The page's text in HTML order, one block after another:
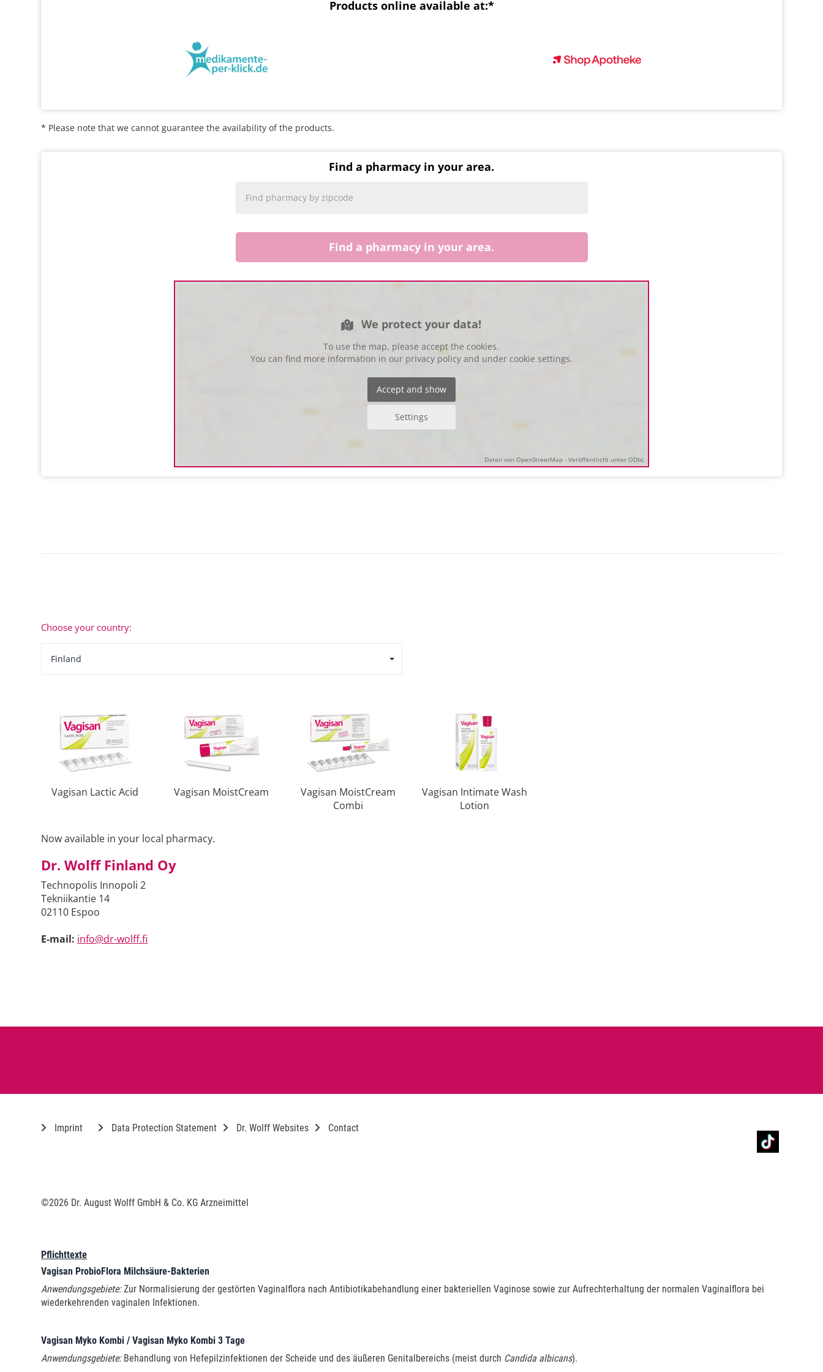
Products online available at:*
* Please note that we cannot guarantee the availability of the products.
Find a pharmacy in your area.
Find a pharmacy in your area.
We protect your data!
To use the map, please accept the cookies.
You can find more information in our privacy policy and under cookie settings.
Accept and show
Settings
Daten von OpenStreetMap - Veröffentlicht unter ODbL
Choose your country:
Finland
Vagisan Lactic Acid Vagisan MoistCream
Vagisan MoistCream
Combi
Vagisan Intimate Wash
Lotion
Now available in your local pharmacy.
Dr. Wolff Finland Oy
Technopolis Innopoli 2
Tekniikantie 14
02110 Espoo
E-mail: info@dr-wolff.fi
Imprint Data Protection Statement Dr. Wolff Websites Contact
©2026 Dr. August Wolff GmbH & Co. KG Arzneimittel
Pflichttexte
Vagisan ProbioFlora Milchsäure-Bakterien
Anwendungsgebiete:Zur Normalisierung der gestörten Vaginalflora nach Antibiotikabehandlung einer bakteriellen Vaginose sowie zur Aufrechterhaltung der normalen Vaginalflora bei
wiederkehrenden vaginalen Infektionen.
Vagisan Myko Kombi / Vagisan Myko Kombi 3 Tage
Anwendungsgebiete:Behandlung von Hefepilzinfektionen der Scheide und des äußeren Genitalbereichs (meist durch Candida albicans).